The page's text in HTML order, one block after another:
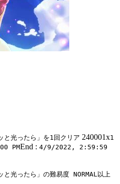
と光ったら」を1回クリア 240001x1
PMEnd : 4/9/2022, 2:59:59
と光ったら」の難易度 NORMAL以上